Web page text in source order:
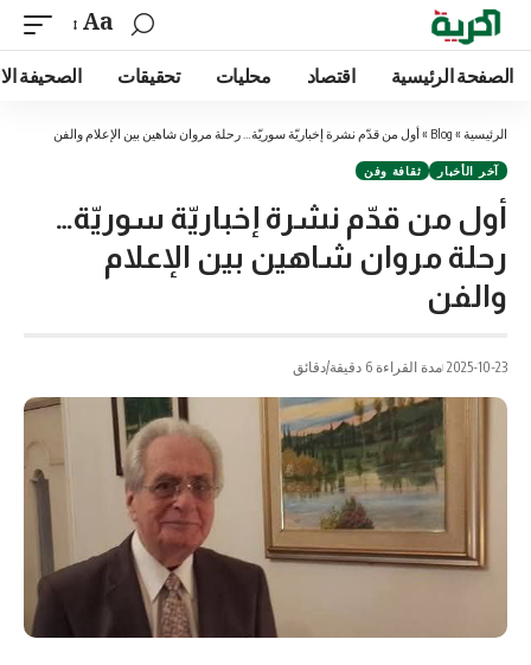
Aa
الصفحة الرئيسية اقتصاد محليات تحقيقات الصحيفة
الرئيسية »
Blog
»أول من قدّم نشرة إخباريّة سوريّة… رحلة مروان شاهين بين الإعلام والفن
آخر الأخبار ثقافة وفن
أول من قدّم نشرة إخباريّة سوريّة…
رحلة مروان شاهين بين الإعلام
والفن
2025-10-23 مدة القراءة 6 دقيقة/دقائق